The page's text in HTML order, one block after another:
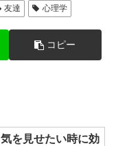
友達 心理学
コピー
を見せたい時に効